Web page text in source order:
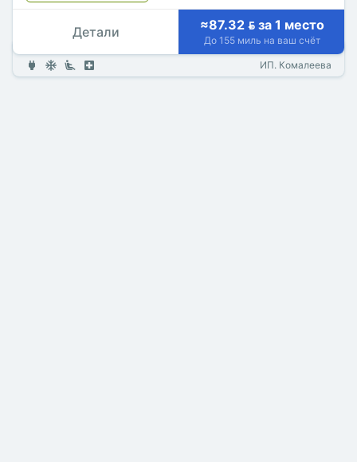
Детали ≈87.32  за 1 место
До 155 миль на ваш счёт
ИП. Комалеева